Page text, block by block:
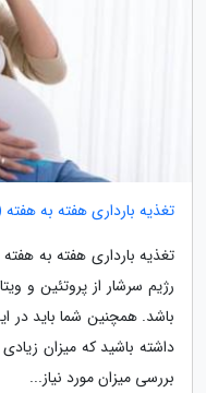
تغذیه بارداری هفته به
تغذیه بارداری هفته به
باشد. همچنین شما باید در
داشته باشید که میزان
بررسی میزان مورد نیاز...